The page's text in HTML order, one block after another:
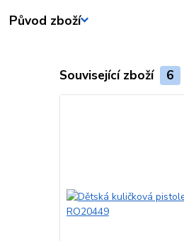
Původ zboží
Související zboží 6